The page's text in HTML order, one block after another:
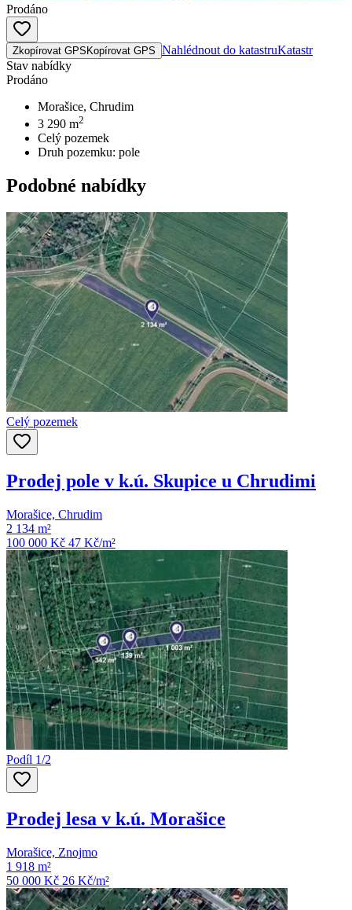
Prodáno
Zkopírovat GPS Kopírovat GPS Nahlédnout do katastruKatastr
Stav nabídky
Prodáno
Morašice, Chrudim
3 290 m2
Celý pozemek
Druh pozemku: pole
Podobné nabídky
Celý pozemek
Prodej pole v k.ú. Skupice u Chrudimi
Morašice, Chrudim
2 134 m²
100 000 Kč 47 Kč/m²
Podíl 1/2
Prodej lesa v k.ú. Morašice
Morašice, Znojmo
1 918 m²
50 000 Kč 26 Kč/m²